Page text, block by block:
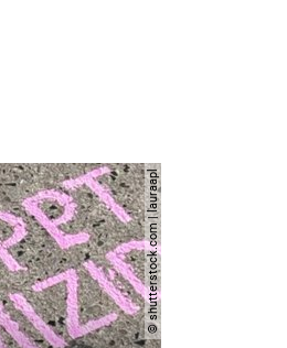
© shutterstock.com | lauraapl